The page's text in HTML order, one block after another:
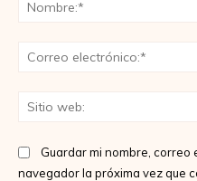
Guardar mi nombre,
navegador la próxima vez que